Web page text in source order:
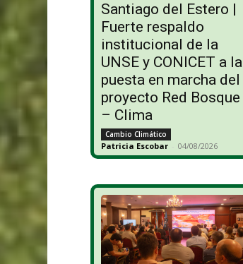
Santiago del Estero |
Fuerte respaldo
institucional de la
UNSE y CONICET a la
puesta en marcha del
proyecto Red Bosque
– Clima
Cambio Climático
Patricia Escobar - 04/08/2026